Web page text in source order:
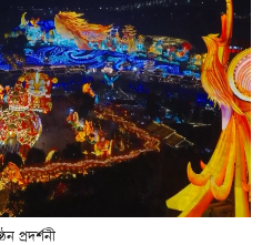
প্রদর্শনী